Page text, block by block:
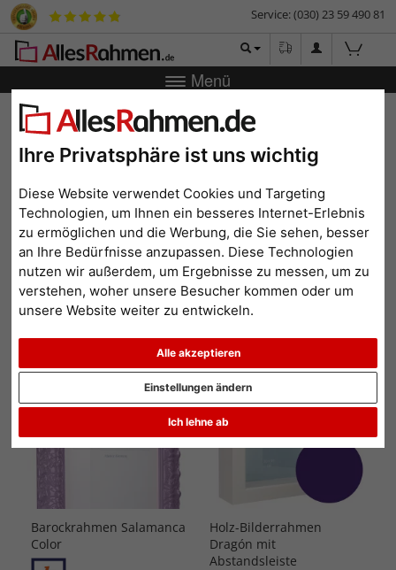
Ihre Privatsphäre ist uns wichtig
Diese Website verwendet Cookies und Targeting
Technologien, um Ihnen ein besseres Internet-Erlebnis
zu ermöglichen und die Werbung, die Sie sehen, besser
an Ihre Bedürfnisse anzupassen. Diese Technologien
nutzen wir außerdem, um Ergebnisse zu messen, um zu
verstehen, woher unsere Besucher kommen oder um
unsere Website weiter zu entwickeln.
Alle akzeptieren
Ich lehne ab
Einstellungen ändern
Service: (030) 23 59 490 81
Menü
Bilderrahmen-Shop Rahmengrößen
70x100 cm
Filterergebnis
70x100 cm
Alle Filter zurücksetzen
Farbe: Lila-Violett
Beliebtheit Preis aufsteigend Preis absteigend
Barockrahmen Salamanca
Color
Holz-Bilderrahmen
Dragón mit
Abstandsleiste